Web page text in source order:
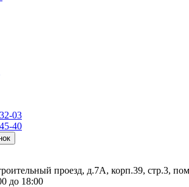
03
40
проезд, д.7А, корп.39, стр.3,
до 18:00